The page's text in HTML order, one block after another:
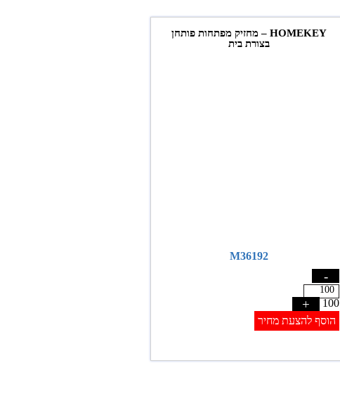
HOMEKEY – מחזיק מפתחות פותחן
בצורת בית
M36192
-
100
+
הוסף להצעת מחיר